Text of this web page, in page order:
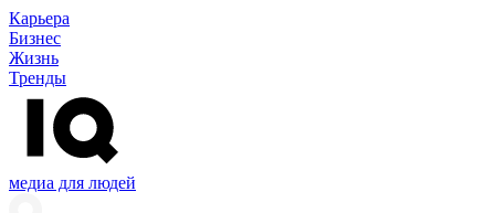
Карьера
Бизнес
Жизнь
Тренды
медиа для людей